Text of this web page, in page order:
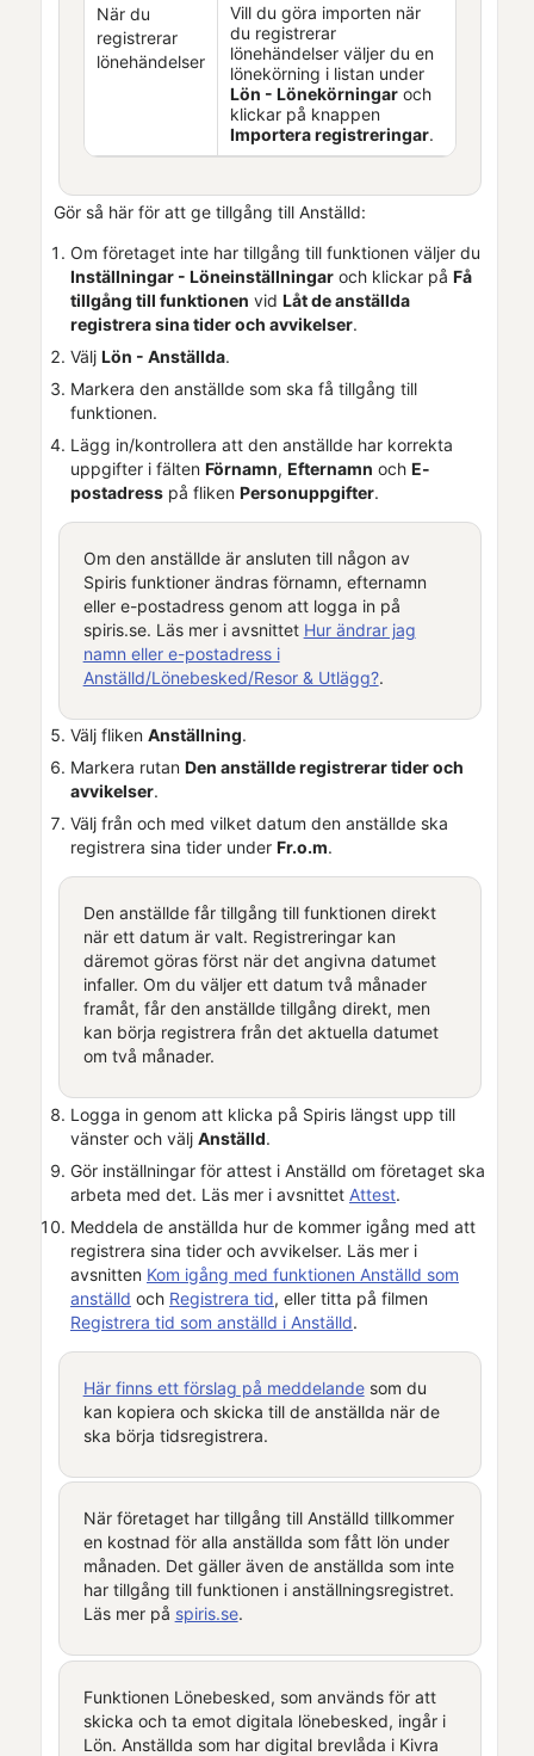
När du
registrerar
lönehändelser
Vill du göra importen när
du registrerar
lönehändelser väljer du en
lönekörning i listan under
Lön - Lönekörningaroch
klickar på knappen
Importera registreringar.
Gör så här för att ge tillgång till Anställd:
Om företaget inte har tillgång till funktionen väljer du
Inställningar - Löneinställningar och klickar på Få
tillgång till funktionen vid Låt de anställda
registrera sina tider och avvikelser.
Välj Lön - Anställda.
Markera den anställde som ska få tillgång till
funktionen.
Lägg in/kontrollera att den anställde har korrekta
uppgifter i fälten Förnamn, Efternamn och E-
postadress på fliken Personuppgifter.
Om den anställde är ansluten till någon av
Spiris funktionerändras förnamn, efternamn
eller e-postadress genom att logga in på
spiris.se. Läs mer i avsnittet Hur ändrar jag
namn eller e-postadress i
Anställd/Lönebesked/Resor & Utlägg?.
Välj fliken Anställning.
Markera rutan Den anställde registrerar tider och
avvikelser.
Välj från och med vilket datum den anställde ska
registrera sina tider under Fr.o.m.
Den anställde får tillgång till funktionen direkt
när ett datum är valt. Registreringar kan
däremot göras först när det angivna datumet
infaller. Om du väljer ett datum två månader
framåt, får den anställde tillgång direkt, men
kan börja registrera från det aktuella datumet
om två månader.
Logga in genom att klicka på Spiris längst upp till
vänster och välj Anställd.
Gör inställningar för attest i Anställd om företaget ska
arbeta med det. Läs mer i avsnittet Attest.
Meddela de anställda hur de kommer igång med att
registrera sina tider och avvikelser. Läs mer i
avsnitten Kom igång med funktionen Anställd som
anställd och Registrera tid, eller titta på filmen
Registrera tid som anställd i Anställd.
Här finns ett förslag på meddelandesom du
kan kopiera och skicka till de anställda när de
ska börja tidsregistrera.
När företaget har tillgång till Anställd tillkommer
en kostnad för alla anställda som fått lön under
månaden. Det gäller även de anställda som inte
har tillgång till funktionen i anställningsregistret.
Läs mer på spiris.se.
Funktionen Lönebesked, som används för att
skicka och ta emot digitala lönebesked, ingår i
Lön. Anställda som har digital brevlåda i Kivra